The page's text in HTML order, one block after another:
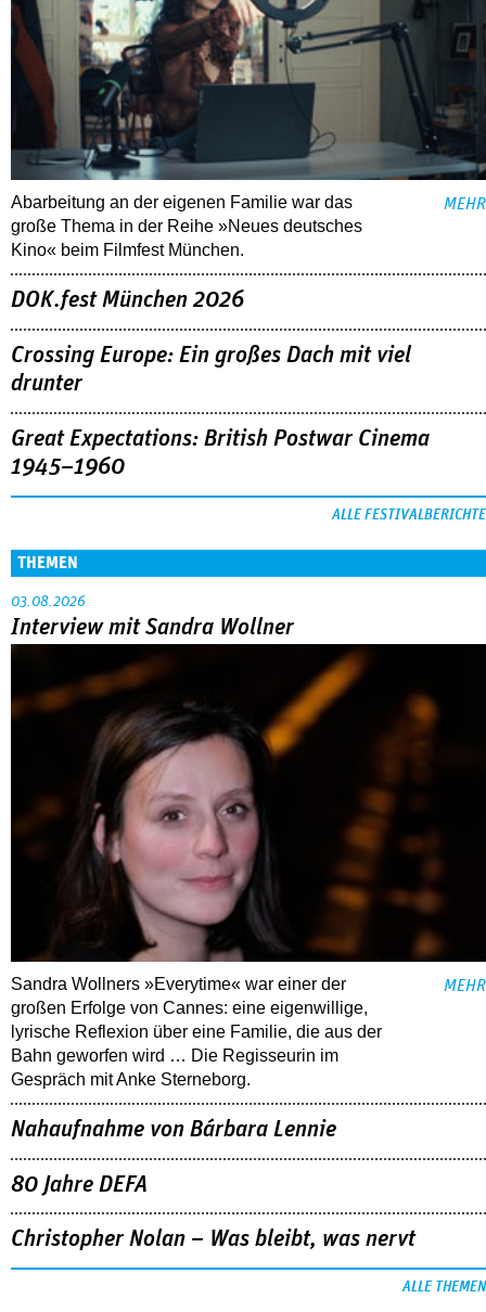
Abarbeitung an der eigenen Familie war das
große Thema in der Reihe »Neues deutsches
Kino« beim Filmfest München.
MEHR
DOK.fest München 2026
Crossing Europe: Ein großes Dach mit viel
drunter
Great Expectations: British Postwar Cinema
1945–1960
ALLE FESTIVALBERICHTE
THEMEN
03.08.2026
Interview mit Sandra Wollner
Sandra Wollners »Everytime« war einer der
großen Erfolge von Cannes: eine eigenwillige,
lyrische Reflexion über eine ­Familie, die aus der
Bahn geworfen wird … Die Regisseurin im
Gespräch mit Anke Sterneborg.
MEHR
Nahaufnahme von Bárbara Lennie
80 Jahre DEFA
Christopher Nolan – Was bleibt, was nervt
ALLE THEMEN